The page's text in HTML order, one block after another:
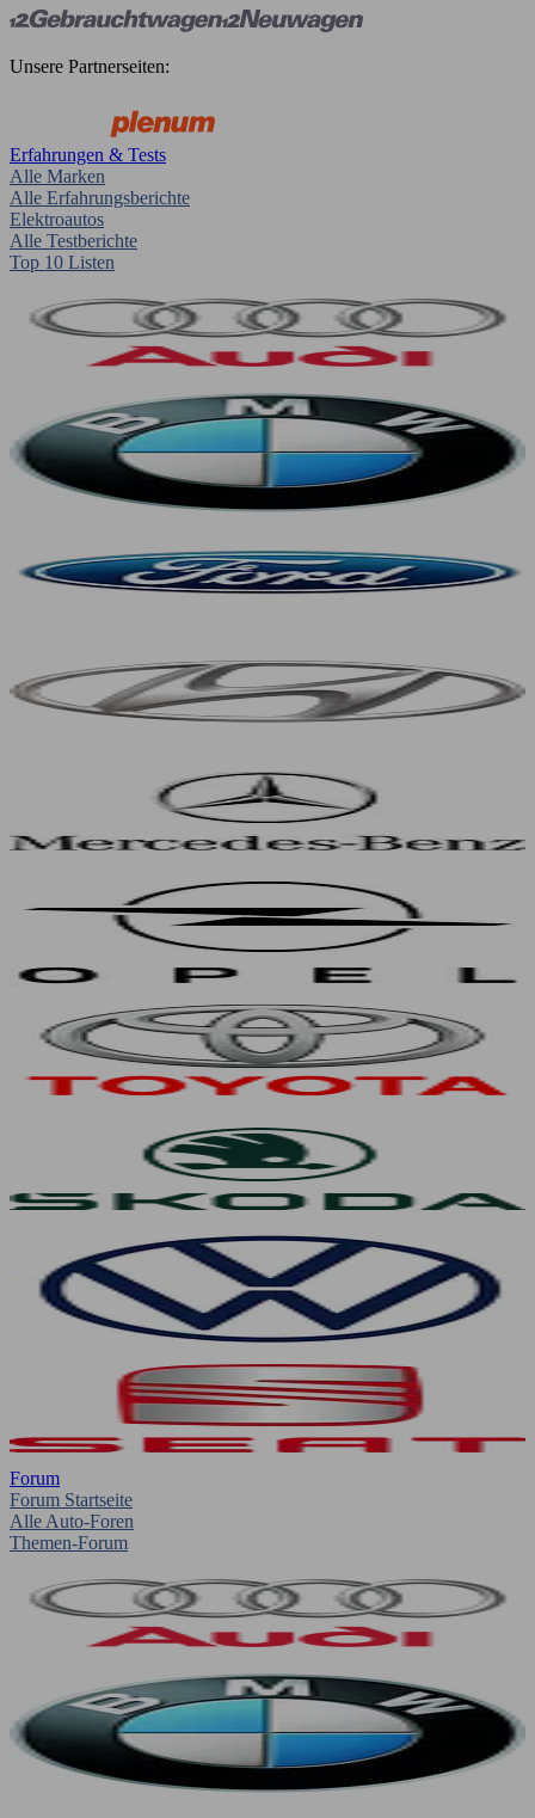
Unsere Partnerseiten:
Erfahrungen & Tests
Alle Marken
Alle Erfahrungsberichte
Elektroautos
Alle Testberichte
Top 10 Listen
Forum
Forum Startseite
Alle Auto-Foren
Themen-Forum